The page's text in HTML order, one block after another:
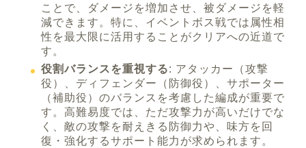
ことで、ダメージを増加させ、被ダメージを軽
減できます。特に、イベントボス戦では属性相
性を最大限に活用することがクリアへの近道で
す。
役割バランスを重視する: アタッカー（攻撃
役）、ディフェンダー（防御役）、サポーター
（補助役）のバランスを考慮した編成が重要で
す。高難易度では、ただ攻撃力が高いだけでな
く、敵の攻撃を耐えきる防御力や、味方を回
復・強化するサポート能力が求められます。